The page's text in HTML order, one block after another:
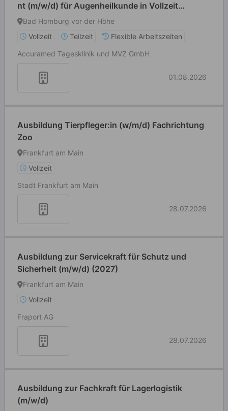
nt (m/w/d) für Augenheilkunde in Vollzeit
/Teilzeit ab dem 3. Weiterbildungsjahr
Bad Homburg vor der Höhe
Vollzeit
Teilzeit
Flexible Arbeitszeiten
Accuramed Tagesklinik und MVZ GmbH
01.08.2026
Ausbildung Tierpfleger:in (w/m/d) Fachrichtung
Zoo
Frankfurt am Main
Vollzeit
Stadt Frankfurt am Main
28.07.2026
Ausbildung zur Servicekraft für Schutz und
Sicherheit (m/w/d) (2027)
Frankfurt am Main
Vollzeit
Fraport AG
28.07.2026
Ausbildung zur Fachkraft für Lagerlogistik
(m/w/d)